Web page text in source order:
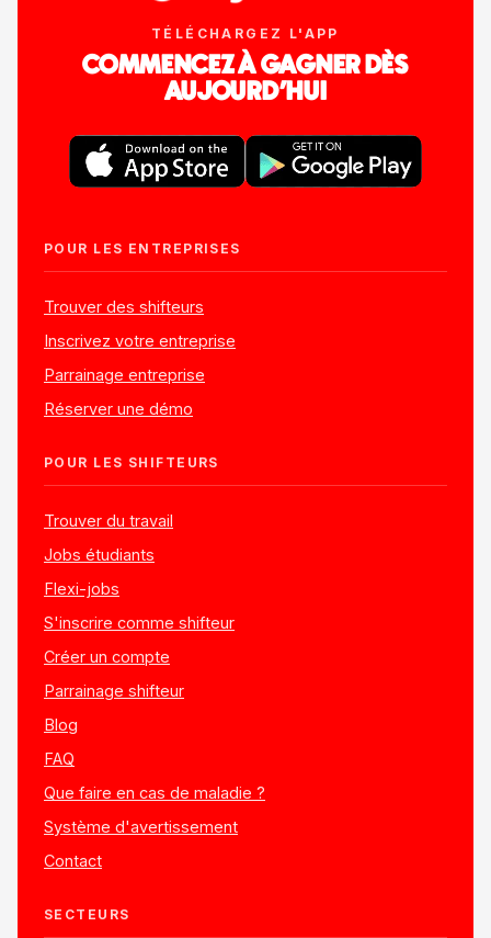
TÉLÉCHARGEZ L'APP
COMMENCEZ À GAGNER DÈS
AUJOURD'HUI
POUR LES ENTREPRISES
Trouver des shifteurs
Inscrivez votre entreprise
Parrainage entreprise
Réserver une démo
POUR LES SHIFTEURS
Trouver du travail
Jobs étudiants
Flexi-jobs
S'inscrire comme shifteur
Créer un compte
Parrainage shifteur
Blog
FAQ
Que faire en cas de maladie ?
Système d'avertissement
Contact
SECTEURS